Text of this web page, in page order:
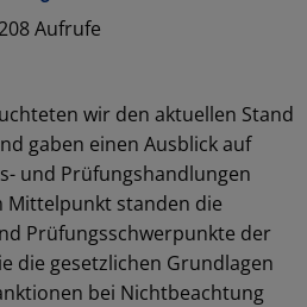
Aufrufe
wir den aktuellen Stand
gaben einen Ausblick auf
und Prüfungshandlungen
Mittelpunkt standen die
Prüfungsschwerpunkte der
die gesetzlichen Grundlagen
bei Nichtbeachtung